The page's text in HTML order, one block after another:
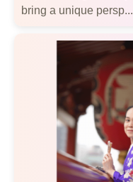
bring a unique persp...